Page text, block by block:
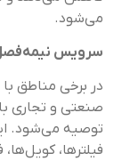
می‌شود.
سرویس
در برخی مناطق
صنعتی و تجاری
توصیه می‌شود.
فیلترها،